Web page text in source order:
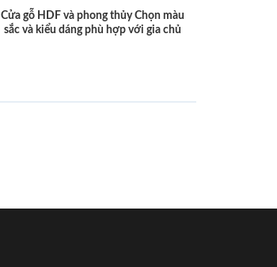
Cửa gỗ HDF và phong thủy Chọn màu
sắc và kiểu dáng phù hợp với gia chủ